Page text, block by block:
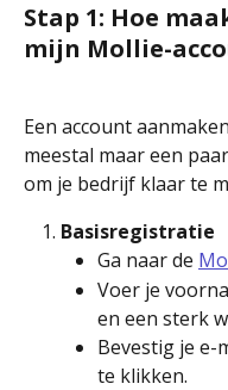
Stap 1: Hoe
mijn Mollie-
Een account
meestal maar een
om je bedrijf klaar te
Basisregistratie
Ga naar de
Voer je
en een sterk
Bevestig je e-
te klikken.